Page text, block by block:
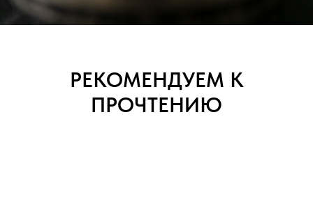
РЕКОМЕНДУЕМ К
ПРОЧТЕНИЮ